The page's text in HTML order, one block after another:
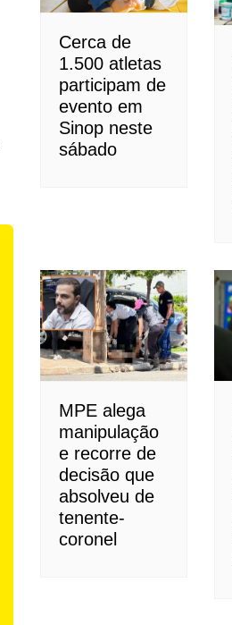
Cerca de
1.500 atletas
participam de
evento em
Sinop neste
sábado
MPE alega
manipulação
e recorre de
decisão que
absolveu de
tenente-
coronel